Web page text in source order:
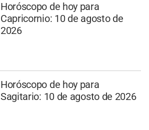
Horóscopo de hoy para
Capricornio: 10 de agosto de
2026
Horóscopo de hoy para
Sagitario: 10 de agosto de 2026